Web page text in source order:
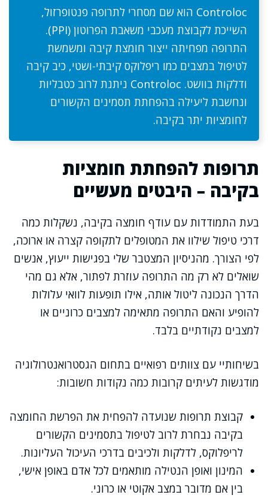
Controloc הוא שם מסחרי לתרופה פנטופרזול,
השייכת לקבוצת מעכבי משאבת הפרוטון (PPI).
התרופה מפחיתה ייצור חומצת קיבה ומשמשת
לטיפול במצבים כמו ריפלוקס קיבתי-ושטי, כיב קיבה
ודלקות בוושט. Controloc ניתנת לרוב כטבליות
ונחשבת ליעילה בהפחתת תסמינים הקשורים
לחומציות יתר בקיבה.
תרופות להפחתת חומציות
בקיבה – היבטים מעשיים
בעת התמודדות עם עודף חומצה בקיבה, נשקלות כמה
דרכי טיפול שילוו את המטופלים לתקופה קצרה או ארוכה,
לפי הצורך. מהניסיון המצטבר שלי בפגישות ייעוץ, אנשים
שואלים לא רק מה התרופה עוזרת לפתור, אלא גם מהי
הדרך הנכונה ליטול אותה, אילו תופעות לוואי עלולות
להופיע והאם התרופה מתאימה למצבים כרוניים או
למצבים נקודתיים בלבד.
בשיחותיי עם צוותים רפואיים בתחום הגסטרואנטרולוגיה
מודגשות לעיתים קרובות כמה נקודות חשובות:
קבוצת תרופות שנועדה להפחית את הפרשת החומצה
בקיבה נבחרת לרוב לטיפול בתסמינים הקשורים
לריפלוקס, לדלקות ולכיבים בדרכי העיכול העליונות.
המינון ואופן הנטילה מותאמים לכל אדם באופן אישי,
בין אם מדובר במצב אקוטי או כרוני.